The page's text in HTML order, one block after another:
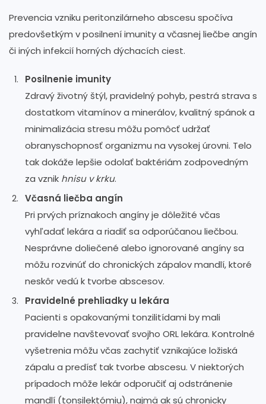
Prevencia vzniku peritonzilárneho abscesu spočíva
predovšetkým v posilnení imunity a včasnej liečbe angín
či iných infekcií horných dýchacích ciest.
Posilnenie imunity
Zdravý životný štýl, pravidelný pohyb, pestrá strava s
dostatkom vitamínov a minerálov, kvalitný spánok a
minimalizácia stresu môžu pomôcť udržať
obranyschopnosť organizmu na vysokej úrovni. Telo
tak dokáže lepšie odolať baktériám zodpovedným
za vznik hnisu v krku.
Včasná liečba angín
Pri prvých príznakoch angíny je dôležité včas
vyhľadať lekára a riadiť sa odporúčanou liečbou.
Nesprávne doliečené alebo ignorované angíny sa
môžu rozvinúť do chronických zápalov mandlí, ktoré
neskôr vedú k tvorbe abscesov.
Pravidelné prehliadky u lekára
Pacienti s opakovanými tonzilitídami by mali
pravidelne navštevovať svojho ORL lekára. Kontrolné
vyšetrenia môžu včas zachytiť vznikajúce ložiská
zápalu a predísť tak tvorbe abscesu. V niektorých
prípadoch môže lekár odporučiť aj odstránenie
mandlí (tonsilektómiu), najmä ak sú chronicky